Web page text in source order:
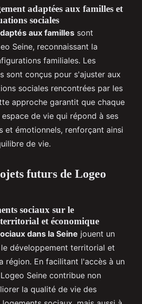
adaptées aux familles et
sociales
aux familles sont
Seine, reconnaissant la
familiales. Les
sont conçus pour s'ajuster aux
sociales rencontrées par les
approche garantit que chaque
de vie qui répond à ses
et émotionnels, renforçant ainsi
de vie.
futurs de Logeo
sociaux sur le
et économique
dans la Seine jouent un
développement territorial et
région. En facilitant l'accès à un
Seine contribue non
la qualité de vie des